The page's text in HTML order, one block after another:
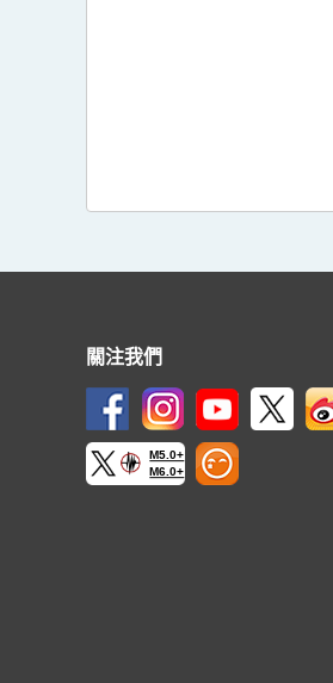
關注我們
M5.0+
M6.0+